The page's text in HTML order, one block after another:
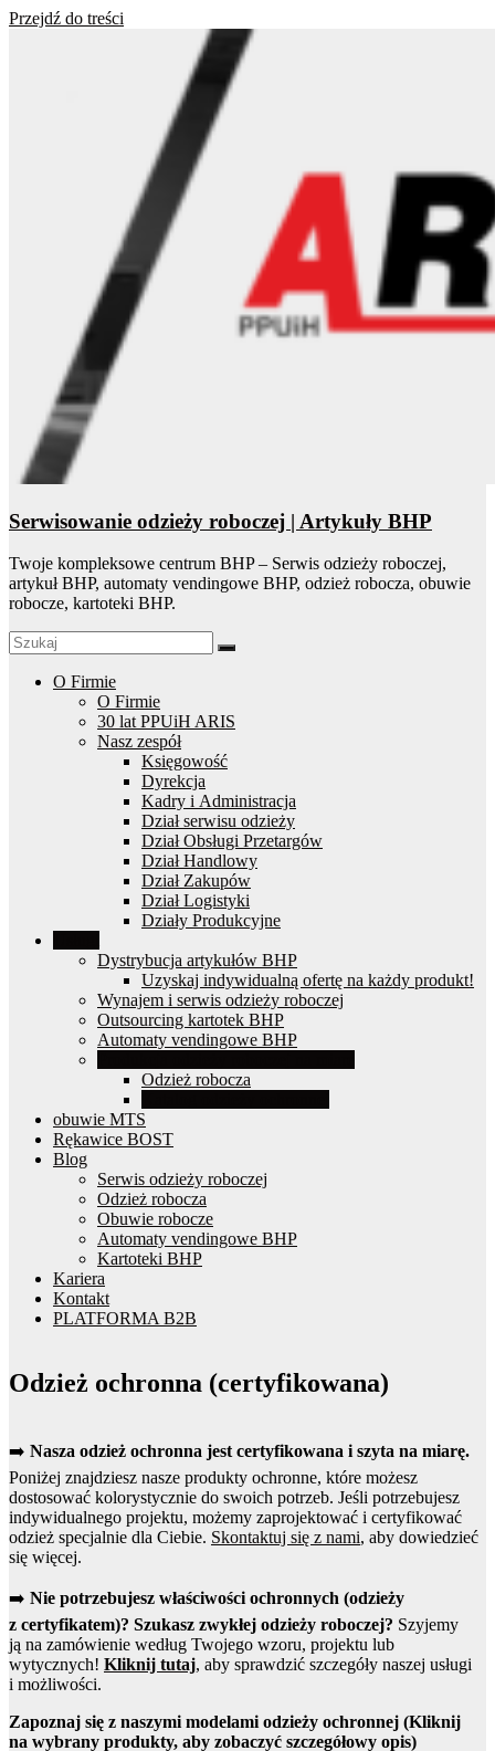
Przejdź do treści
Serwisowanie odzieży roboczej | Artykuły BHP
Twoje kompleksowe centrum BHP – Serwis odzieży roboczej,
artykuł BHP, automaty vendingowe BHP, odzież robocza, obuwie
robocze, kartoteki BHP.
O Firmie
O Firmie
30 lat PPUiH ARIS
Nasz zespół
Księgowość
Dyrekcja
Kadry i Administracja
Dział serwisu odzieży
Dział Obsługi Przetargów
Dział Handlowy
Dział Zakupów
Dział Logistyki
Działy Produkcyjne
Dystrybucja artykułów BHP
Uzyskaj indywidualną ofertę na każdy produkt!
Wynajem i serwis odzieży roboczej
Outsourcing kartotek BHP
Automaty vendingowe BHP
Odzież robocza
obuwie MTS
Rękawice BOST
Blog
Serwis odzieży roboczej
Odzież robocza
Obuwie robocze
Automaty vendingowe BHP
Kartoteki BHP
Kariera
Kontakt
PLATFORMA B2B
Odzież ochronna (certyfikowana)
➡️ Nasza odzież ochronna jest certyfikowana i szyta na miarę.
Poniżej znajdziesz nasze produkty ochronne, które możesz
dostosować kolorystycznie do swoich potrzeb. Jeśli potrzebujesz
indywidualnego projektu, możemy zaprojektować i certyfikować
odzież specjalnie dla Ciebie. Skontaktuj się z nami, aby dowiedzieć
się więcej.
➡️ Nie potrzebujesz właściwości ochronnych (odzieży
z certyfikatem)? Szukasz zwykłej odzieży roboczej? Szyjemy
ją na zamówienie według Twojego wzoru, projektu lub
wytycznych! Kliknij tutaj, aby sprawdzić szczegóły naszej usługi
i możliwości.
Zapoznaj się z naszymi modelami odzieży ochronnej (Kliknij
na wybrany produkty, aby zobaczyć szczegółowy opis)